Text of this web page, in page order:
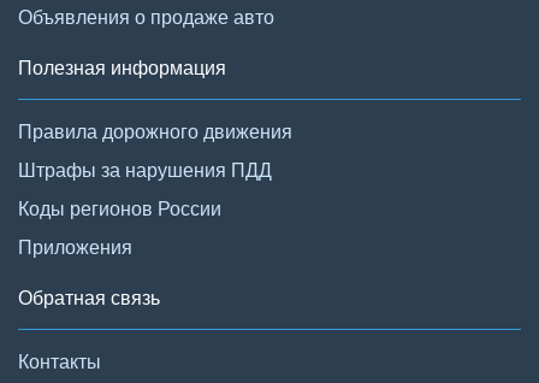
Объявления о продаже авто
Полезная информация
Правила дорожного движения
Штрафы за нарушения ПДД
Коды регионов России
Приложения
Обратная связь
Контакты